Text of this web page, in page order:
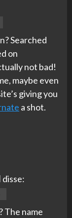
Searched
on
not bad!
maybe even
giving you
a shot.
disse:
The name